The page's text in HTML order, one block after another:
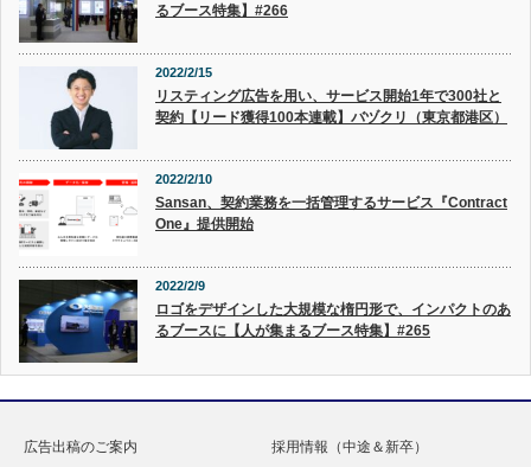
るブース特集】#266
2022/2/15
リスティング広告を用い、サービス開始1年で300社と
契約【リード獲得100本連載】バヅクリ（東京都港区）
2022/2/10
Sansan、契約業務を一括管理するサービス『Contract
One』提供開始
2022/2/9
ロゴをデザインした大規模な楕円形で、インパクトのあ
るブースに【人が集まるブース特集】#265
広告出稿のご案内 採用情報（中途＆新卒）